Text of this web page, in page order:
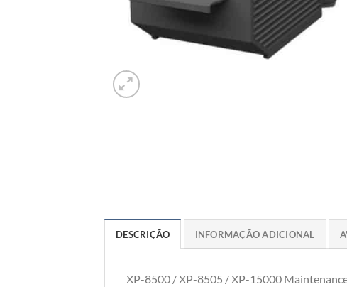
DESCRIÇÃO INFORMAÇÃO ADICIONAL
XP-8500 / XP-8505 / XP-15000